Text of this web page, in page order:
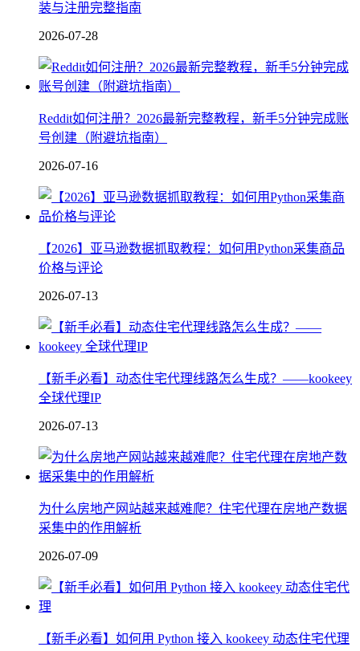
装与注册完整指南
2026-07-28
Reddit如何注册？2026最新完整教程，新手5分钟完成账
号创建（附避坑指南）
2026-07-16
【2026】亚马逊数据抓取教程：如何用Python采集商品
价格与评论
2026-07-13
【新手必看】动态住宅代理线路怎么生成？——kookeey
全球代理IP
2026-07-13
为什么房地产网站越来越难爬？住宅代理在房地产数据
采集中的作用解析
2026-07-09
【新手必看】如何用 Python 接入 kookeey 动态住宅代理